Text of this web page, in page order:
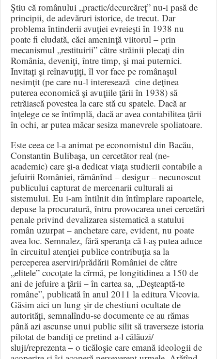
Ştiu că românului „practic/decurcăreţ” nu-i pasă de
principii, de adevăruri istorice, de trecut. Dar
problema întinderii avuţiei evreieşti în 1938 nu
poate fi eludată, căci ameninţă viitorul – prin
mecanismul „restituirii” către străinii plecaţi din
România, deveniţi, între timp, şi mai puternici.
Invitaţi şi reînavuţiţi, îl vor face pe românaşul
nesimţit (pe care nu-l interesează cine deţinea
puterea economică şi avuţiile ţării în 1938) să
retrăiască povestea la care stă cu spatele. Dacă ar
înţelege ce se întîmplă, dacă ar avea contabilitea ţării
în ochi, ar putea măcar sesiza manevrele spoliatoare.
Este ceea ce l-a animat pe economistul din Bacău,
Constantin Bulibaşa, un cercetător real (ne-
academic) care şi-a dedicat viaţa studierii contabile a
jefuirii României, rămânînd – desigur – necunoscut
publicului capturat de mercenarii culturali ai
sistemului. Eu i-am întilnit din întîmplare rapoartele,
depuse la procuratură, întru provocarea unei cercetări
penale privind devalizarea sistematică a statului
român uzurpat – anchetare care, evident, nu poate
avea loc. Semnalez, fără speranţa că l-aş putea aduce
în circuitul atenţiei publice contribuţia sa la
perceperea aserviri/prădării României de către
„elitele” cocoţate la cîrmă, pe longitidinea a 150 de
ani de jefuire a ţării – în cartea sa, „Deşteaptă-te
române”, publicată în anul 2011 la editura Vicovia.
Găsim aici un lung şir de chestiuni ocultate de
autorităţi, semnalîndu-se documente ce au rămas
până azi ascunse unui public silit să traverseze istoria
pilotat de bandiţi ce pretind a-l călăuzi/
sluji/reprezenta – o ticăloşie care emană ideologii de